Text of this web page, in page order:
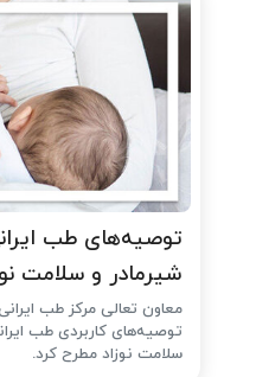
توصیه‌های طب
شیرمادر و سلامت
معاون تعالی مرکز طب
توصیه‌های کاربردی طب
سلامت نوزاد مطرح کرد.